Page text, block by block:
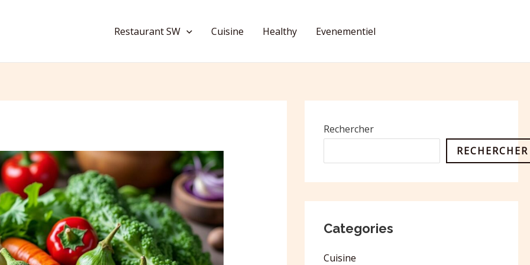
Restaurant SW Cuisine Healthy Evenementiel
Rechercher
RECHERCHER
Categories
Cuisine